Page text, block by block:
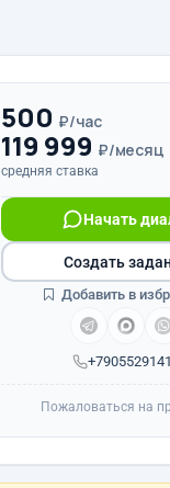
500 ₽/час
119 999 ₽/месяц
средняя ставка
Начать
Создать
Добавить в
Пожаловаться на